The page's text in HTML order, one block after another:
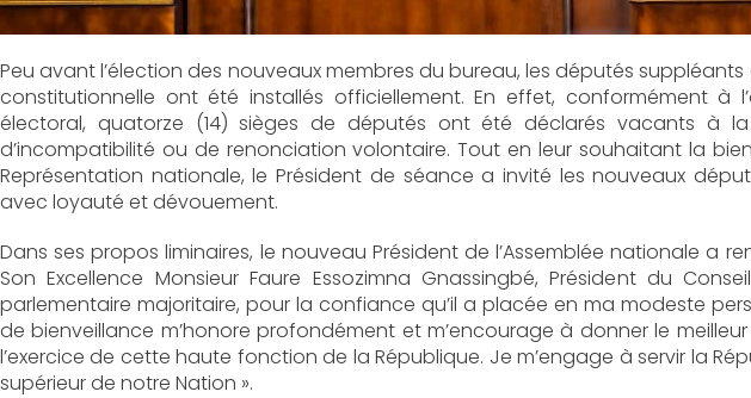
Peu avant l’élection des nouveaux membres du bureau, les députés
constitutionnelle ont été installés officiellement. En effet, conformément à
électoral, quatorze (14) sièges de députés ont été déclarés vacants à
d’incompatibilité ou de renonciation volontaire. Tout en leur souhaitant la
Représentation nationale, le Président de séance a invité les nouveaux
avec loyauté et dévouement.
Dans ses propos liminaires, le nouveau Président de l’Assemblée nationale a
Son Excellence Monsieur Faure Essozimna Gnassingbé, Président du
parlementaire majoritaire, pour la confiance qu’il a placée en ma modeste
de bienveillance m’honore profondément et m’encourage à donner le
l’exercice de cette haute fonction de la République. Je m’engage à servir la
supérieur de notre Nation ».